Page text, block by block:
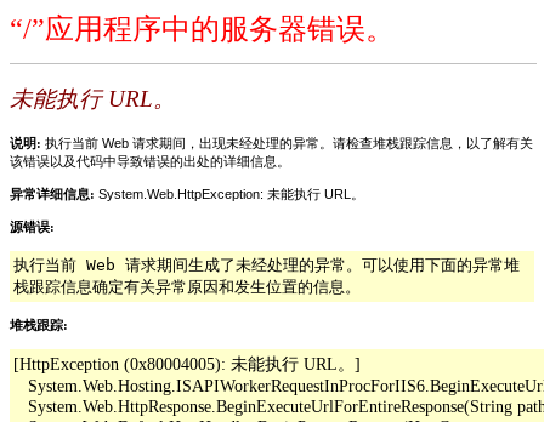
“/”应用程序中的服务器错误。
未能执行 URL。
说明: 执行当前 Web 请求期间，出现未经处理的异常。请检查堆栈跟踪信息，以了解有关
该错误以及代码中导致错误的出处的详细信息。
异常详细信息: System.Web.HttpException: 未能执行 URL。
源错误:
执行当前 Web 请求期间生成了未经处理的异常。可以使用下面的异常堆
栈跟踪信息确定有关异常原因和发生位置的信息。
堆栈跟踪:
[HttpException (0x80004005): 未能执行 URL。]
System.Web.HttpResponse.BeginExecuteUrlForEntireResponse(String